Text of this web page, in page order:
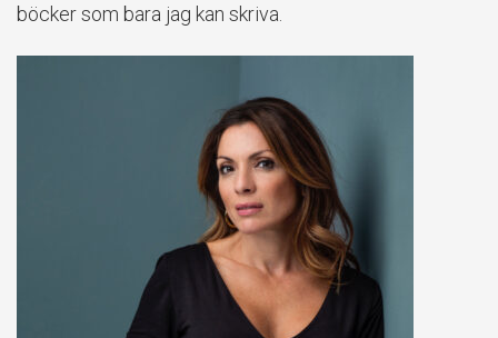
böcker som bara jag kan skriva.